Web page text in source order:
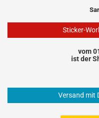
Sticker-
vom
ist der
Versand mit